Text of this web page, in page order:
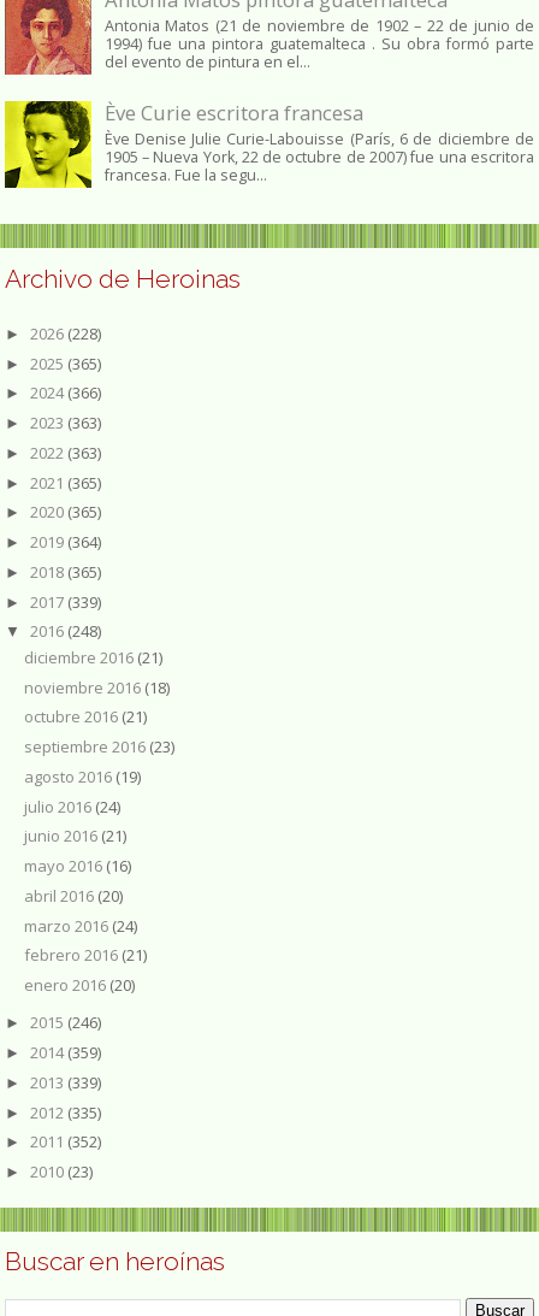
Antonia Matos (21 de noviembre de 1902 – 22 de junio de
1994) fue una pintora guatemalteca . Su obra formó parte
del evento de pintura en el...
Ève Curie escritora francesa
Ève Denise Julie Curie-Labouisse (París, 6 de diciembre de
1905 – Nueva York, 22 de octubre de 2007) fue una escritora
francesa. Fue la segu...
Archivo de Heroinas
► 2026 (228)
► 2025 (365)
► 2024(366)
► 2023 (363)
► 2022 (363)
► 2021 (365)
► 2020 (365)
► 2019 (364)
► 2018 (365)
► 2017 (339)
▼ 2016 (248)
diciembre 2016 (21)
noviembre 2016 (18)
octubre 2016 (21)
septiembre 2016 (23)
agosto 2016 (19)
julio 2016 (24)
junio 2016 (21)
mayo 2016 (16)
abril 2016 (20)
marzo 2016 (24)
febrero 2016 (21)
enero 2016 (20)
► 2015 (246)
► 2014(359)
► 2013 (339)
► 2012 (335)
► 2011 (352)
► 2010 (23)
Buscar en heroínas